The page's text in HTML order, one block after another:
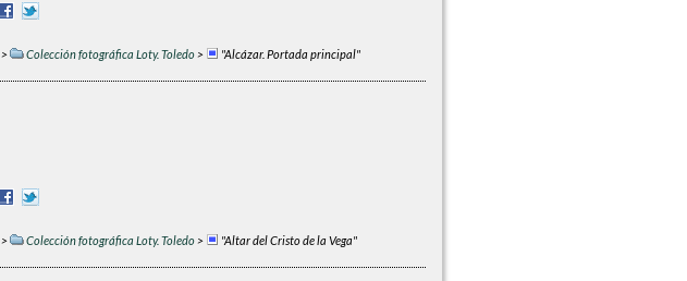
> Colección fotográfica Loty. Toledo> "Alcázar. Portada principal"
> Colección fotográfica Loty. Toledo> "Altar del Cristo de la Vega"